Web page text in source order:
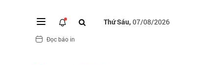
Thứ Sáu, 07/08/2026
Đọc báo in